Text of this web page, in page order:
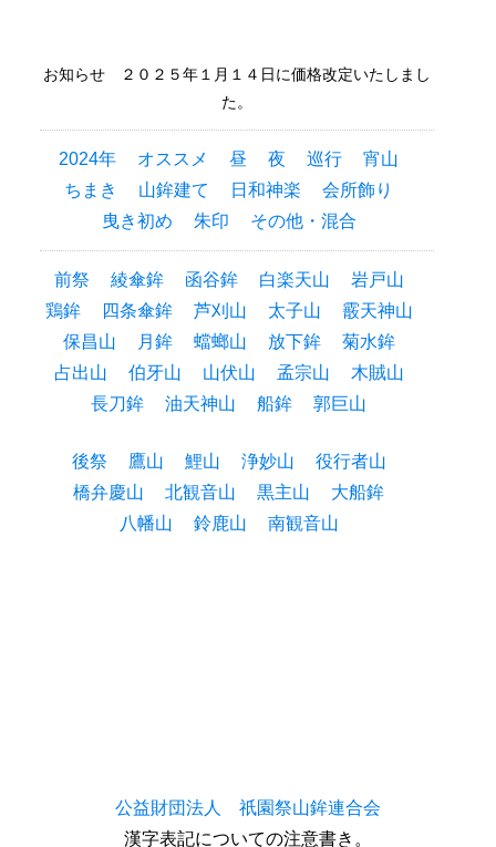
お知らせ ２０２５年１月１４日に価格改定いたしまし
た。
2024年 オススメ 昼 夜 巡行
宵山
ちまき
山鉾建て 日和神楽
会所飾り
曳き初め
朱印 その他・混合
前祭 綾傘鉾 函谷鉾 白楽天山
岩戸山
鶏鉾
四条傘鉾 芦刈山 太子山
霰天神山
保昌山
月鉾 蟷螂山 放下鉾
菊水鉾
占出山
伯牙山 山伏山 孟宗山
木賊山
長刀鉾
油天神山 船鉾 郭巨山
後祭 鷹山 鯉山 浄妙山
役行者山
橋弁慶山
北観音山 黒主山
大船鉾
八幡山
鈴鹿山 南観音山
公益財団法人 祇園祭山鉾連合会
漢字表記についての注意書き。